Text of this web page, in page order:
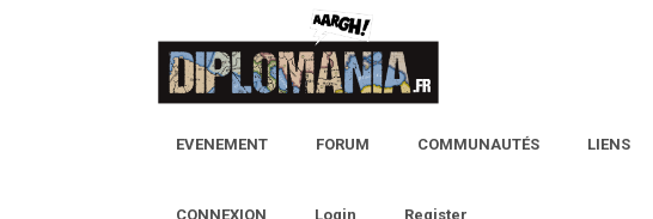
EVENEMENT FORUM COMMUNAUTÉS LIENS
CONNEXION Login Register